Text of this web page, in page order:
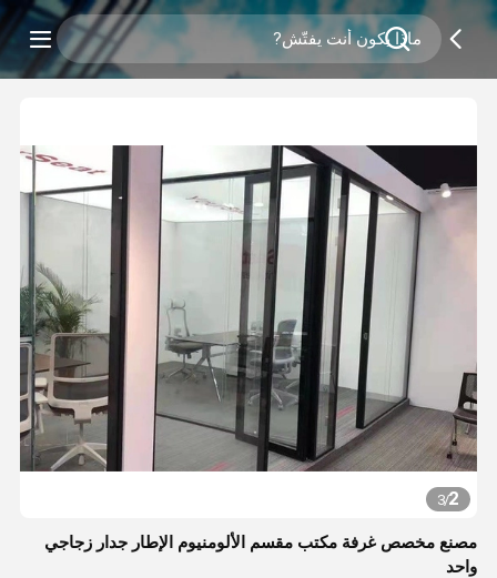
2
/
3
مصنع مخصص غرفة مكتب مقسم الألومنيوم الإطار جدار زجاجي
واحد